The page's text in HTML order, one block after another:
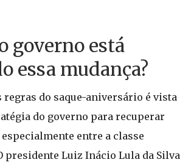
governo está
essa mudança?
regras do saque-aniversário é vista
do governo para recuperar
entre a classe
presidente Luiz Inácio Lula da Silva